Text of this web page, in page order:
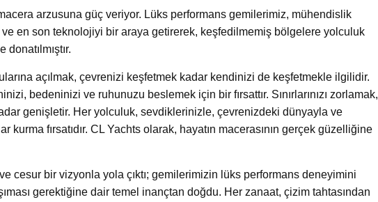
arzusuna güç veriyor. Lüks performans gemilerimiz, mühendislik
ve en son teknolojiyi bir araya getirerek, keşfedilmemiş bölgelere yolculuk
açılmak, çevrenizi keşfetmek kadar kendinizi de keşfetmekle ilgilidir.
bedeninizi ve ruhunuzu beslemek için bir fırsattır. Sınırlarınızı zorlamak,
genişletir. Her yolculuk, sevdiklerinizle, çevrenizdeki dünyayla ve
kurma fırsatıdır. CL Yachts olarak, hayatın macerasının gerçek güzelliğine
cesur bir vizyonla yola çıktı; gemilerimizin lüks performans deneyimini
gerektiğine dair temel inançtan doğdu. Her zanaat, çizim tahtasından